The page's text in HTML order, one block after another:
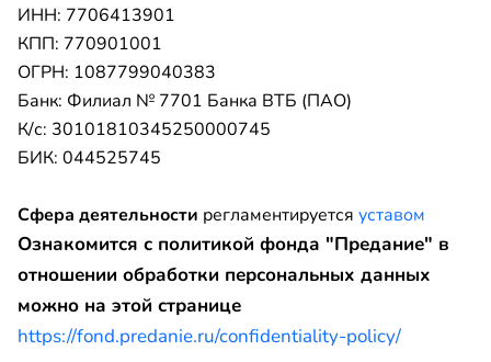
ИНН: 7706413901
КПП: 770901001
ОГРН: 1087799040383
Банк: Филиал № 7701 Банка ВТБ (ПАО)
К/с: 30101810345250000745
БИК: 044525745
Сфера деятельности регламентируется уставом
Ознакомится с политикой фонда "Предание" в
отношении обработки персональных данных
можно на этой странице
https://fond.predanie.ru/confidentiality-policy/